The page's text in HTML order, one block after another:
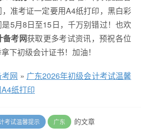
准考证一定要用A4纸打印，黑白彩
5月8日至15日，千万别错过！也欢
备考网获取更多考试资讯，预祝各位
下初级会计证书！加油！
网 » 广东2026年初级会计考试温馨
纸打印
考试温馨提示 广东 的文章